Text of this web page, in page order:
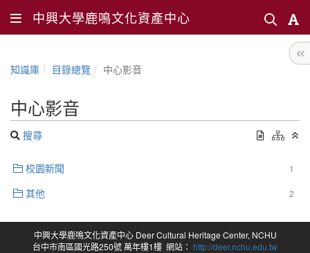
中興大學鹿鳴文化資產中心
知識庫 目錄總覽 中心影音
中心影音
搜尋
1
校園新聞
2
其他
中興大學鹿鳴文化資產中心 Deer Cultural Heritage Center, NCHU
台中市南區國光路250號 萬年樓1樓 網站： http://deer.nchu.edu.tw